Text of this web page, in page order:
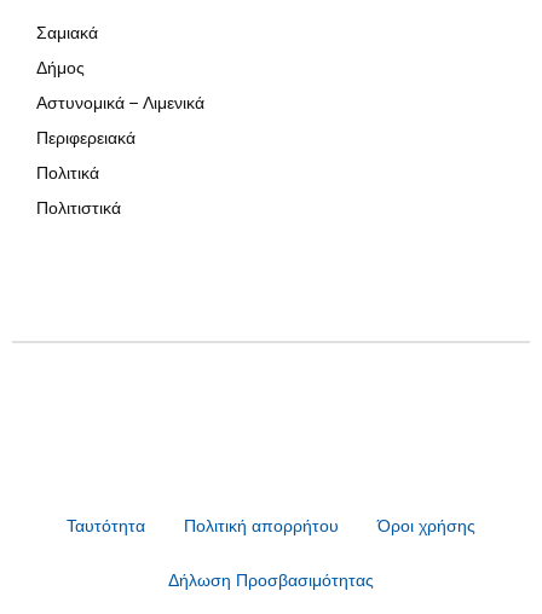
Σαμιακά
Δήμος
Αστυνομικά – Λιμενικά
Περιφερειακά
Πολιτικά
Πολιτιστικά
Ταυτότητα Πολιτική απορρήτου Όροι χρήσης
Δήλωση Προσβασιμότητας